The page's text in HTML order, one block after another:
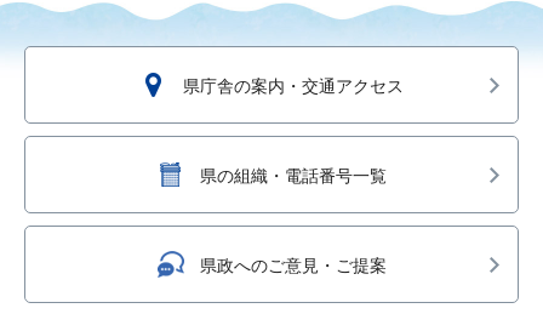
県庁舎の案内・交通アクセス
県の組織・電話番号一覧
県政へのご意見・ご提案